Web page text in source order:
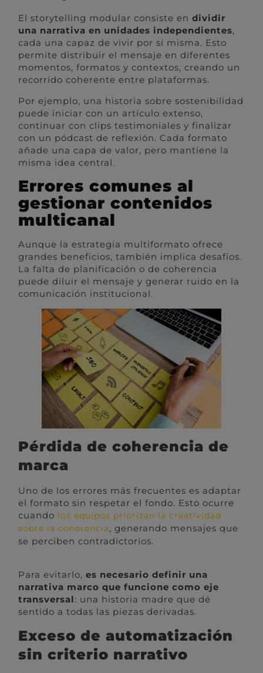
El storytelling modular consiste endividir
una narrativa en unidades independientes,
cada una capaz de vivir por sí misma. Esto
permite distribuir el mensaje en diferentes
momentos, formatos y contextos, creando un
recorrido coherente entre plataformas.
Por ejemplo, una historia sobre sostenibilidad
puede iniciar con un artículo extenso,
continuar con clips testimoniales y finalizar
con un pódcast de reflexión. Cada formato
añade una capa de valor, pero mantiene la
misma idea central.
Errores comunes al
gestionar contenidos
multicanal
Aunque la estrategia multiformato ofrece
grandes beneficios, también implica desafíos.
La falta de planificación o de coherencia
puede diluir el mensaje y generar ruido en la
comunicación institucional.
Pérdida de coherencia de
marca
Uno de los errores más frecuentes es adaptar
el formato sin respetar el fondo. Esto ocurre
cuando los equipos priorizan la creatividad
sobre la coherencia, generando mensajes que
se perciben contradictorios.
Para evitarlo,es necesario definir una
narrativa marco que funcione como eje
transversal: una historia madre que dé
sentido a todas las piezas derivadas.
Exceso de automatización
sin criterio narrativo